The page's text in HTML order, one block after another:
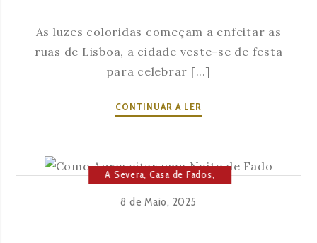
As luzes coloridas começam a enfeitar as
ruas de Lisboa, a cidade veste-se de festa
para celebrar [...]
CONTINUAR A LER
FADO:
SANTOS
A Severa,Casa de Fados,
8 de Maio, 2025